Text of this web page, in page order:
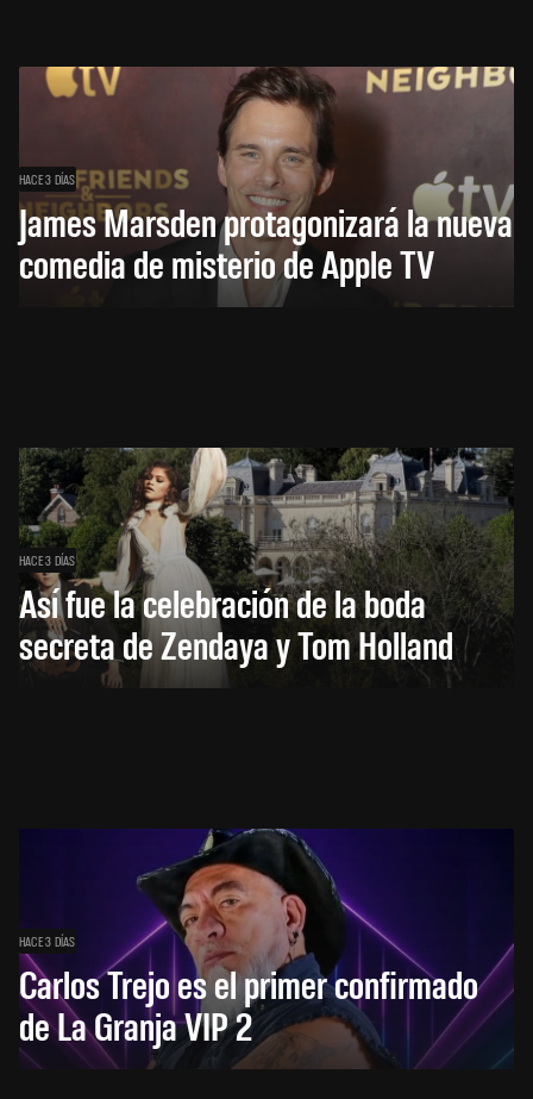
HACE 3 DÍAS
James Marsden protagonizará la nueva
comedia de misterio de Apple TV
HACE 3 DÍAS
Así fue la celebración de la boda
secreta de Zendaya y Tom Holland
HACE 3 DÍAS
Carlos Trejo es el primer confirmado
de La Granja VIP 2